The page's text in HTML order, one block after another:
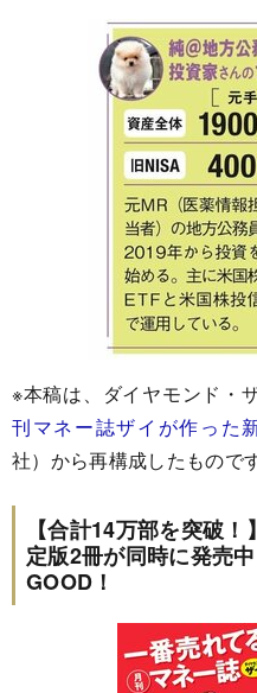
※本稿は、ダイヤモンド・
刊マネー誌ザイが作った
社）から再構成したものです
【合計14万部を突破
定版2冊が同時に発売
GOOD！